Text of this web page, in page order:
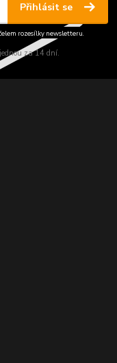
Přihlásit se
rozesílky newsletteru.
za 14 dní.